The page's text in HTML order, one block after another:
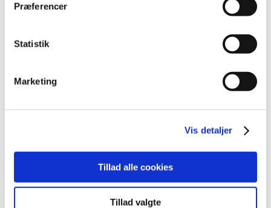
Præferencer
Statistik
Marketing
Vis detaljer
Tillad alle cookies
Tillad valgte
2011 (13)
2009 (13)
2007 (3)
2005 (2)
Relateret indhold
Generelle tilskud til medicin